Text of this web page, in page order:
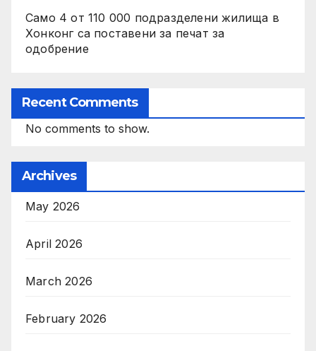
Само 4 от 110 000 подразделени жилища в
Хонконг са поставени за печат за
одобрение
Recent Comments
No comments to show.
Archives
May 2026
April 2026
March 2026
February 2026